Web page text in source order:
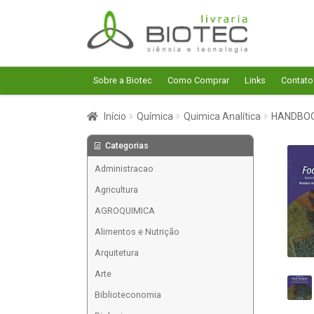
Pular
para
navegação
Pular
para
o
conteúdo
Sobre a Biotec Como Comprar Links Contato
Início Química Quimica Analítica
Categorias
Administracao
Agricultura
AGROQUIMICA
Alimentos e Nutrição
Arquitetura
Arte
Biblioteconomia